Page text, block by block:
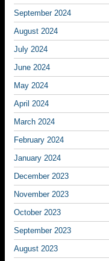
September 2024
August 2024
July 2024
June 2024
May 2024
April 2024
March 2024
February 2024
January 2024
December 2023
November 2023
October 2023
September 2023
August 2023